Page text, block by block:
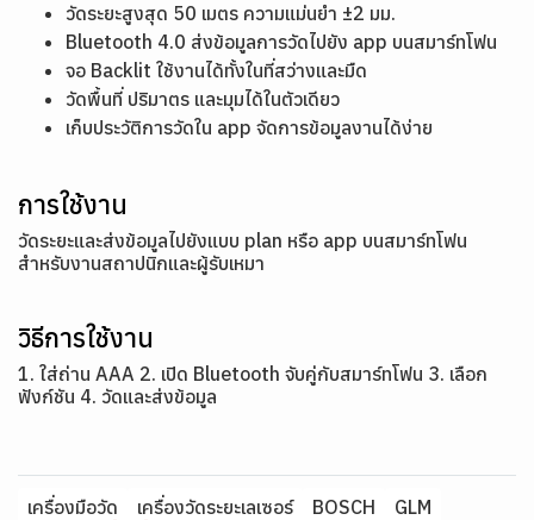
วัดระยะสูงสุด 50 เมตร ความแม่นยำ ±2 มม.
Bluetooth 4.0 ส่งข้อมูลการวัดไปยัง app บนสมาร์ทโฟน
จอ Backlit ใช้งานได้ทั้งในที่สว่างและมืด
วัดพื้นที่ ปริมาตร และมุมได้ในตัวเดียว
เก็บประวัติการวัดใน app จัดการข้อมูลงานได้ง่าย
การใช้งาน
วัดระยะและส่งข้อมูลไปยังแบบ plan หรือ app บนสมาร์ทโฟน
สำหรับงานสถาปนิกและผู้รับเหมา
วิธีการใช้งาน
1. ใส่ถ่าน AAA 2. เปิด Bluetooth จับคู่กับสมาร์ทโฟน 3. เลือก
ฟังก์ชัน 4. วัดและส่งข้อมูล
เครื่องมือวัด เครื่องวัดระยะเลเซอร์ BOSCH GLM